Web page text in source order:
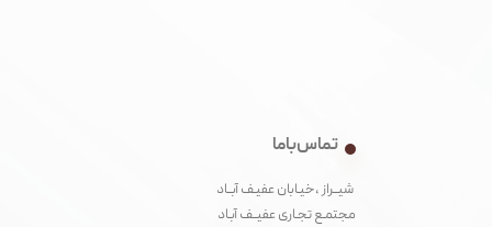
تماس با ما
شیــراز ،خیـابان عفیـف آبــاد
مجتمـع تجـاری عفیــف آبـاد‌